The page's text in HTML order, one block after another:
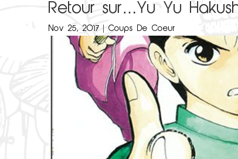
Retour sur…Yu Yu
Nov 25, 2017 |Coups De Coeur